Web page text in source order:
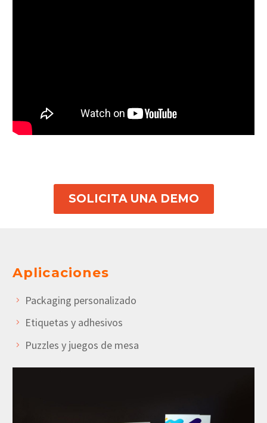
SOLICITA UNA DEMO
Aplicaciones
Packaging personalizado
Etiquetas y adhesivos
Puzzles y juegos de mesa